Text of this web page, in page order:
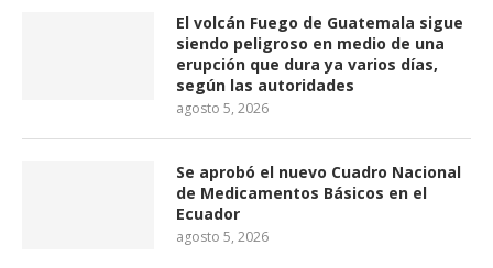
El volcán Fuego de Guatemala sigue
siendo peligroso en medio de una
erupción que dura ya varios días,
según las autoridades
agosto 5, 2026
Se aprobó el nuevo Cuadro Nacional
de Medicamentos Básicos en el
Ecuador
agosto 5, 2026